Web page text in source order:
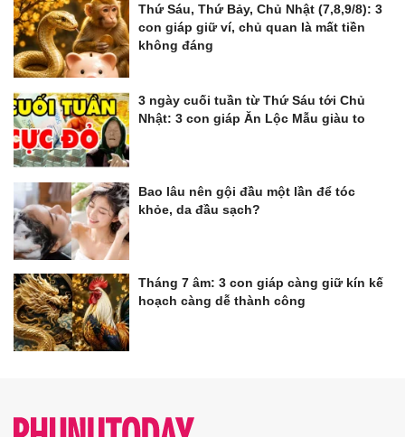
Thứ Sáu, Thứ Bảy, Chủ Nhật (7,8,9/8): 3
con giáp giữ ví, chủ quan là mất tiền
không đáng
3 ngày cuối tuần từ Thứ Sáu tới Chủ
Nhật: 3 con giáp Ăn Lộc Mẫu giàu to
Bao lâu nên gội đầu một lần để tóc
khỏe, da đầu sạch?
Tháng 7 âm: 3 con giáp càng giữ kín kế
hoạch càng dễ thành công